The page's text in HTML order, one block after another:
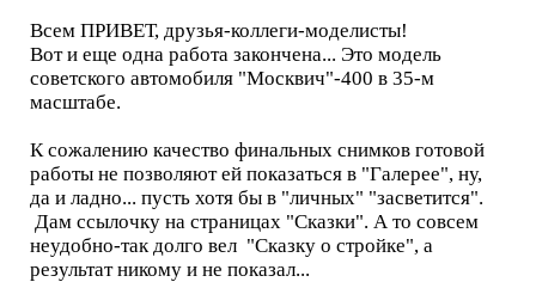
Всем ПРИВЕТ, друзья-коллеги-моделисты!
Вот и еще одна работа закончена... Это модель
советского автомобиля "Москвич"-400 в 35-м
масштабе.
К сожалению качество финальных снимков готовой
работы не позволяют ей показаться в "Галерее", ну,
да и ладно... пусть хотя бы в "личных" "засветится".
Дам ссылочку на страницах "Сказки". А то совсем
неудобно-так долго вел "Сказку о стройке", а
результат никому и не показал...